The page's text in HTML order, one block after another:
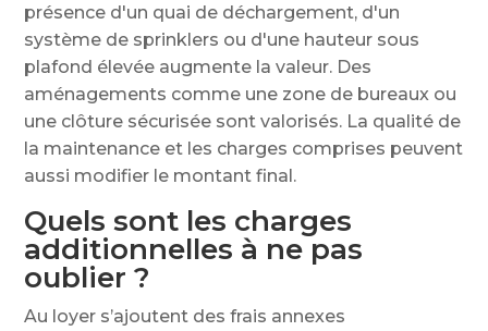
présence d'un quai de déchargement, d'un
système de sprinklers ou d'une hauteur sous
plafond élevée augmente la valeur. Des
aménagements comme une zone de bureaux ou
une clôture sécurisée sont valorisés. La qualité de
la maintenance et les charges comprises peuvent
aussi modifier le montant final.
Quels sont les charges
additionnelles à ne pas
oublier ?
Au loyer s’ajoutent des frais annexes